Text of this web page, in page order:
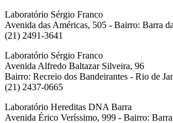
Laboratório Sérgio Franco
Avenida das Américas, 505 - Bairro: Barra
(21) 2491-3641
Laboratório Sérgio Franco
Avenida Alfredo Baltazar Silveira, 96
Bairro: Recreio dos Bandeirantes - Rio de
(21) 2437-0665
Laboratório Hereditas DNA Barra
Avenida Érico Veríssimo, 999 - Bairro: